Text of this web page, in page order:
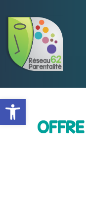
Ouvrir la barre d’outils